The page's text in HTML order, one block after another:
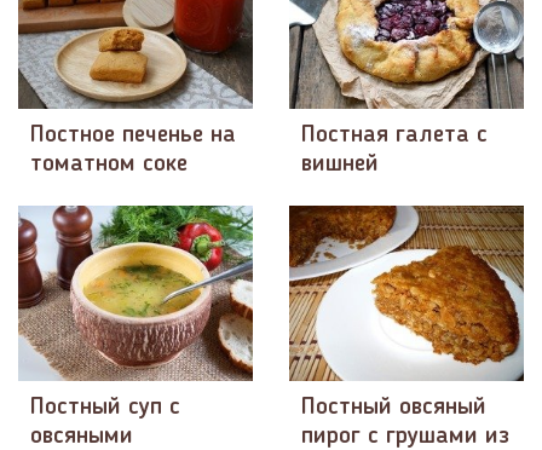
Постное печенье на
томатном соке
Постная галета с
вишней
Постный суп с
овсяными
Постный овсяный
пирог с грушами из